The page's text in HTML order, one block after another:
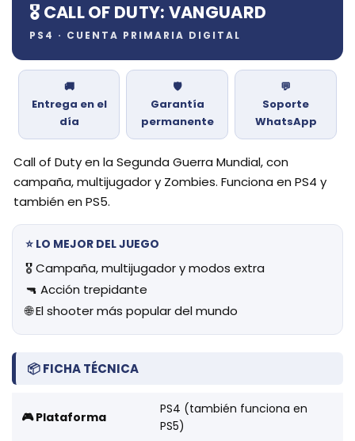
🎖️ CALL OF DUTY: VANGUARD
PS4 · CUENTA PRIMARIA DIGITAL
🚚
Entrega en el
día
🛡️
Garantía
permanente
💬
Soporte
WhatsApp
Call of Duty en la Segunda Guerra Mundial, con
campaña, multijugador y Zombies. Funciona en PS4 y
también en PS5.
⭐ LO MEJOR DEL JUEGO
🎖️ Campaña, multijugador y modos extra
🔫 Acción trepidante
🌐 El shooter más popular del mundo
📦 FICHA TÉCNICA
🎮 Plataforma
PS4 (también funciona en
PS5)